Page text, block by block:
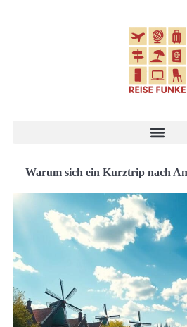
Warum sich ein Kurztrip nach